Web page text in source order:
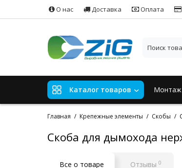
О нас Доставка Оплата
Каталог товаров Монтаж
Главная Крепежные элементы Скобы
Скоба для дымохода
Все о товаре Отзывы 0